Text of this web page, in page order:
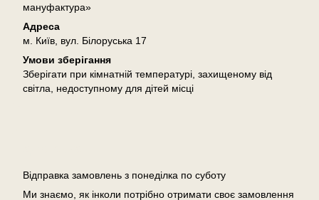
мануфактура»
Адреса
м. Київ, вул. Білоруська 17
Умови зберігання
Зберігати при кімнатній температурі, захищеному від
світла, недоступному для дітей місці
Відправка замовлень з понеділка по суботу
Ми знаємо, як інколи потрібно отримати своє замовлення